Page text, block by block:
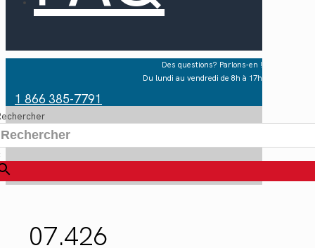
Des questions? Parlons-en !
Du lundi au vendredi de 8h à 17h
1 866 385-7791
07.426